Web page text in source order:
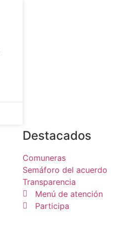
Destacados
Comuneras
Semáforo del acuerdo
Transparencia
Menú de atención
Participa